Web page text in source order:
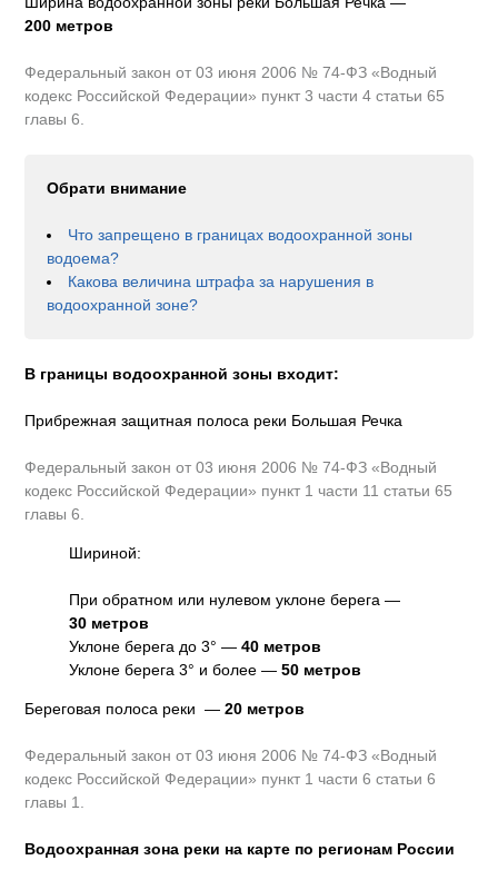
200 метров
Федеральный закон от 03 июня 2006 № 74-ФЗ «Водный
кодекс Российской Федерации» пункт 3 части 4 статьи 65
главы 6.
Обрати внимание
Что запрещено в границах водоохранной зоны
водоема?
Какова величина штрафа за нарушения в
водоохранной зоне?
В границы водоохранной зоны входит:
Прибрежная защитная полоса реки Большая Речка
Федеральный закон от 03 июня 2006 № 74-ФЗ «Водный
кодекс Российской Федерации» пункт 1 части 11 статьи 65
главы 6.
Шириной:
При обратном или нулевом уклоне берега —
30 метров
Уклоне берега до 3° —40 метров
Уклоне берега 3° и более —50 метров
Береговая полоса реки —20 метров
Федеральный закон от 03 июня 2006 № 74-ФЗ «Водный
кодекс Российской Федерации» пункт 1 части 6 статьи 6
главы 1.
Водоохранная зона реки на карте по регионам России